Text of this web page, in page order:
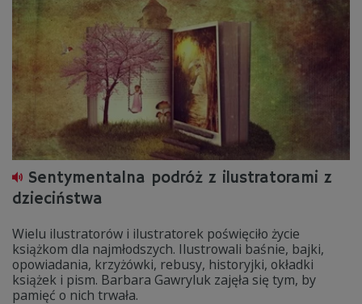
Sentymentalna podróż z ilustratorami z
dzieciństwa
Wielu ilustratorów i ilustratorek poświęciło życie
książkom dla najmłodszych. Ilustrowali baśnie, bajki,
opowiadania, krzyżówki, rebusy, historyjki, okładki
książek i pism. Barbara Gawryluk zajęła się tym, by
pamięć o nich trwała.